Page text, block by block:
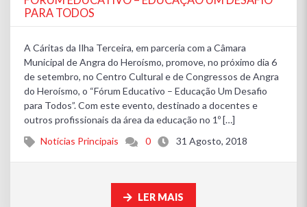
PARA TODOS
A Cáritas da Ilha Terceira, em parceria com a Câmara
Municipal de Angra do Heroísmo, promove, no próximo dia 6
de setembro, no Centro Cultural e de Congressos de Angra
do Heroísmo, o “Fórum Educativo – Educação Um Desafio
para Todos”. Com este evento, destinado a docentes e
outros profissionais da área da educação no 1º […]
Notícias Principais
0 31 Agosto, 2018
LER MAIS